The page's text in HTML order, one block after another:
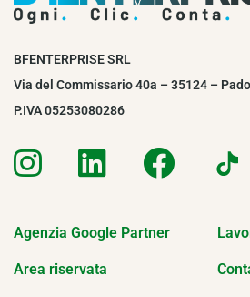
BFENTERPRISE SRL
Via del Commissario 40a – 35124 –
P.IVA 05253080286
Agenzia Google Partner
Area riservata